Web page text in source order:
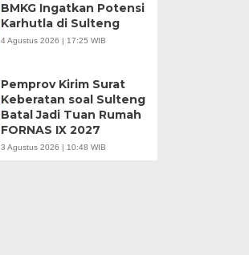
BMKG Ingatkan Potensi
Karhutla di Sulteng
4 Agustus 2026 | 17:25 WIB
Pemprov Kirim Surat
Keberatan soal Sulteng
Batal Jadi Tuan Rumah
FORNAS IX 2027
3 Agustus 2026 | 10:48 WIB